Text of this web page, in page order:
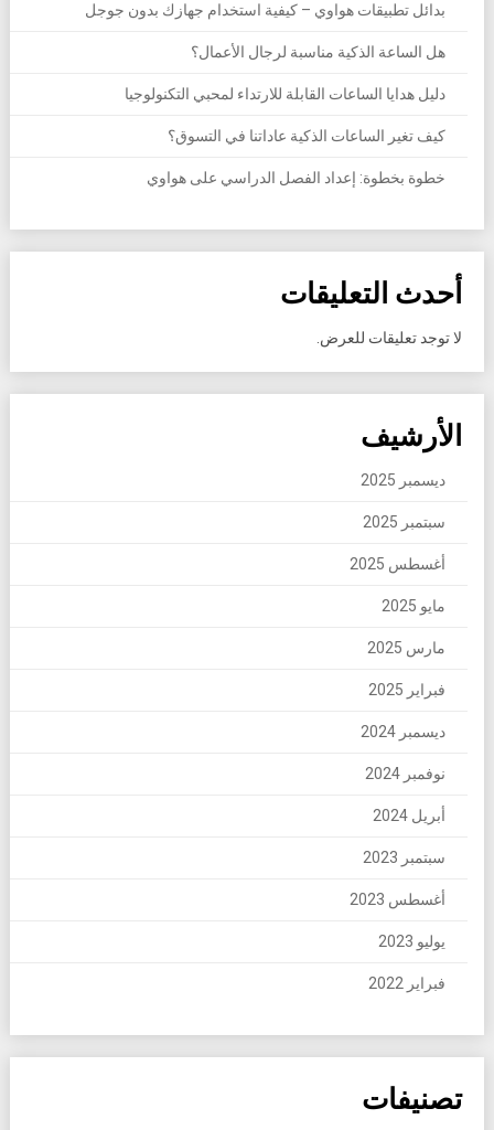
بدائل تطبيقات هواوي – كيفية استخدام جهازك بدون جوجل
هل الساعة الذكية مناسبة لرجال الأعمال؟
دليل هدايا الساعات القابلة للارتداء لمحبي التكنولوجيا
كيف تغير الساعات الذكية عاداتنا في التسوق؟
خطوة بخطوة: إعداد الفصل الدراسي على هواوي
أحدث التعليقات
لا توجد تعليقات للعرض.
الأرشيف
ديسمبر 2025
سبتمبر 2025
أغسطس 2025
مايو 2025
مارس 2025
فبراير 2025
ديسمبر 2024
نوفمبر 2024
أبريل 2024
سبتمبر 2023
أغسطس 2023
يوليو 2023
فبراير 2022
تصنيفات